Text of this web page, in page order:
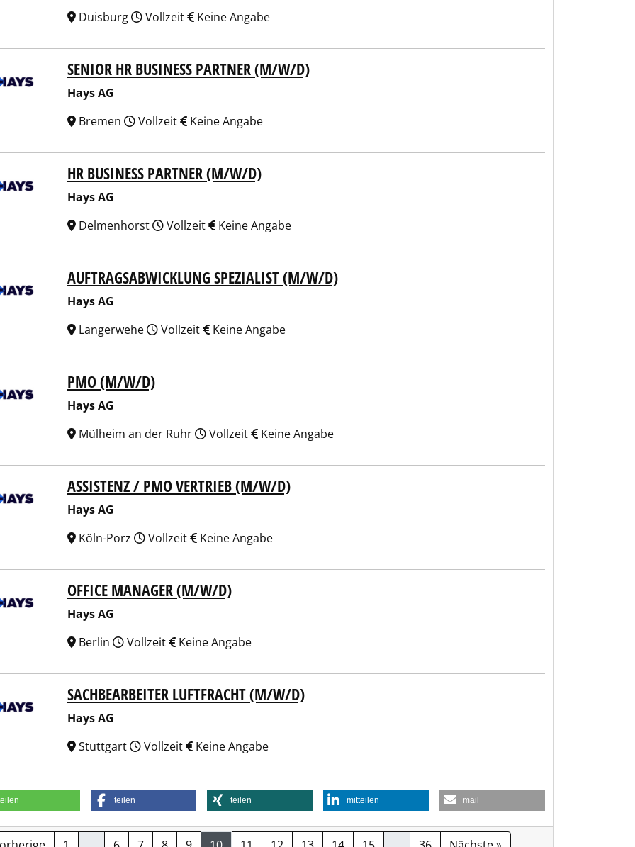
Duisburg
Vollzeit Keine Angabe
SENIOR HR BUSINESS PARTNER (M/W/D)
Hays AG
Bremen
Vollzeit Keine Angabe
HR BUSINESS PARTNER (M/W/D)
Hays AG
Delmenhorst
Vollzeit Keine Angabe
AUFTRAGSABWICKLUNG SPEZIALIST (M/W/D)
Hays AG
Langerwehe
Vollzeit Keine Angabe
PMO (M/W/D)
Hays AG
Mülheim an der Ruhr
Vollzeit Keine Angabe
ASSISTENZ / PMO VERTRIEB (M/W/D)
Hays AG
Köln-Porz
Vollzeit Keine Angabe
OFFICE MANAGER (M/W/D)
Hays AG
Berlin
Vollzeit Keine Angabe
SACHBEARBEITER LUFTFRACHT (M/W/D)
Hays AG
Stuttgart
Vollzeit Keine Angabe
teilen teilen mitteilen mail